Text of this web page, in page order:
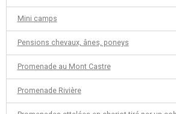
Mini camps
Pensions chevaux, ânes, poneys
Promenade au Mont Castre
Promenade Rivière